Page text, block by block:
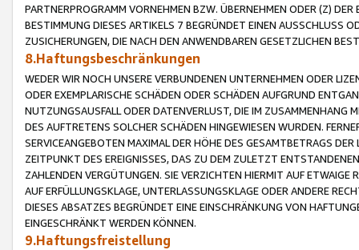
PARTNERPROGRAMM VORNEHMEN BZW. ÜBERNEHMEN ODER (Z)
BESTIMMUNG DIESES ARTIKELS 7 BEGRÜNDET EINEN AUSSCHLUSS
ZUSICHERUNGEN, DIE NACH DEN ANWENDBAREN GESETZLICHEN
8.Haftungsbeschränkungen
WEDER WIR NOCH UNSERE VERBUNDENEN UNTERNEHMEN ODER
ODER EXEMPLARISCHE SCHÄDEN ODER SCHÄDEN AUFGRUND
NUTZUNGSAUSFALL ODER DATENVERLUST, DIE IM ZUSAMMENHANG
DES AUFTRETENS SOLCHER SCHÄDEN HINGEWIESEN WURDEN.
SERVICEANGEBOTEN MAXIMAL DER HÖHE DES GESAMTBETRAGS
ZEITPUNKT DES EREIGNISSES, DAS ZU DEM ZULETZT
ZAHLENDEN VERGÜTUNGEN. SIE VERZICHTEN HIERMIT AUF
AUF ERFÜLLUNGSKLAGE, UNTERLASSUNGSKLAGE ODER ANDERE
DIESES ABSATZES BEGRÜNDET EINE EINSCHRÄNKUNG VON
EINGESCHRÄNKT WERDEN KÖNNEN.
9.Haftungsfreistellung